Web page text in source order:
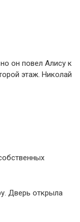
он повел Алису к
этаж. Николай
Дверь открыла